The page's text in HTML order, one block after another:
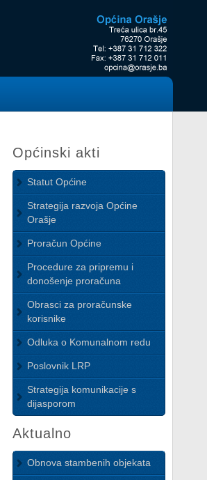
Općinski akti
Statut Općine
Strategija razvoja Općine
Orašje
Proračun Općine
Procedure za pripremu i
donošenje proračuna
Obrasci za proračunske
korisnike
Odluka o Komunalnom redu
Poslovnik LRP
Strategija komunikacije s
dijasporom
Aktualno
Obnova stambenih objekata